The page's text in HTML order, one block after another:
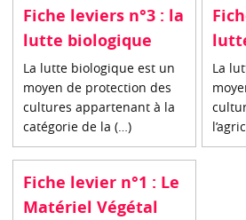
Fiche leviers n°3 : la
lutte biologique
La lutte biologique est un
moyen de protection des
cultures appartenant à la
catégorie de la (…)
La
Fiche levier n°1 : Le
Matériel Végétal